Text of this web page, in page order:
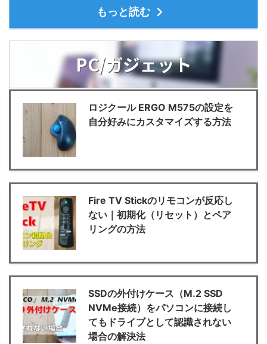
もっと読む
PC/ガジェット
ロジクール ERGO M575の設定を
自分好みにカスタマイズする方法
Fire TV Stickのリモコンが反応し
ない｜初期化（リセット）とペア
リングの方法
SSDの外付けケース（M.2 SSD
NVMe接続）をパソコンに接続し
てもドライブとして認識されない
場合の解決法